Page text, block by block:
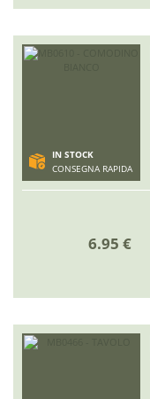
IN STOCK
CONSEGNA RAPIDA
6.95 €